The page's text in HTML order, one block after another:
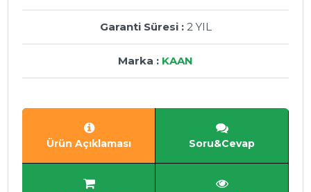
Garanti Süresi : 2 YIL
Marka : KAAN
Ürün Açıklaması Soru&Cevap